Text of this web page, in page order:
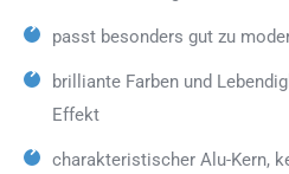
passt besonders gut zu
brilliante Farben und
Effekt
charakteristischer Alu-Kern,